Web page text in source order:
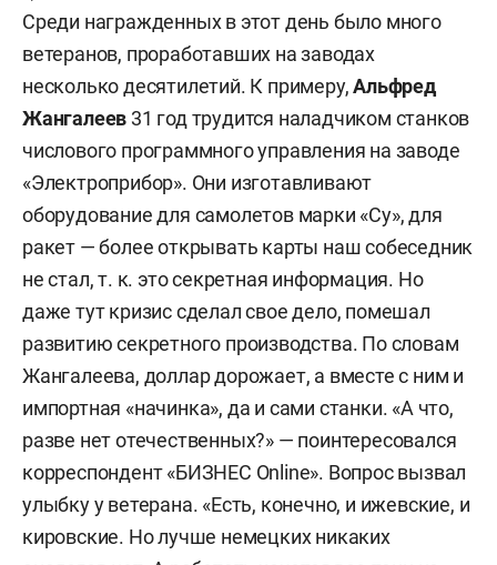
Среди награжденных в этот день было много
ветеранов, проработавших на заводах
несколько десятилетий. К примеру,Альфред
Жангалеев 31 год трудится наладчиком станков
числового программного управления на заводе
«Электроприбор». Они изготавливают
оборудование для самолетов марки «Су», для
ракет — более открывать карты наш собеседник
не стал, т. к. это секретная информация. Но
даже тут кризис сделал свое дело, помешал
развитию секретного производства. По словам
Жангалеева, доллар дорожает, а вместе с ним и
импортная «начинка», да и сами станки. «А что,
разве нет отечественных?» — поинтересовался
корреспондент «БИЗНЕС Online». Вопрос вызвал
улыбку у ветерана. «Есть, конечно, и ижевские, и
кировские. Но лучше немецких никаких